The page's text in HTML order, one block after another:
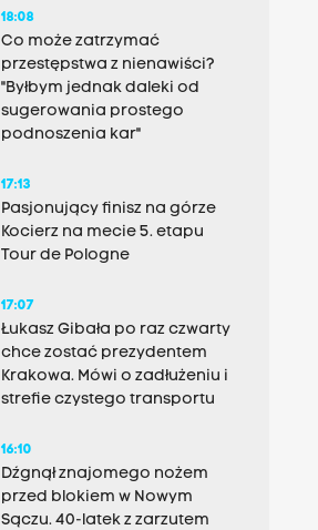
18:08
Co może zatrzymać
przestępstwa z nienawiści?
"Byłbym jednak daleki od
sugerowania prostego
podnoszenia kar"
17:13
Pasjonujący finisz na górze
Kocierz na mecie 5. etapu
Tour de Pologne
17:07
Łukasz Gibała po raz czwarty
chce zostać prezydentem
Krakowa. Mówi o zadłużeniu i
strefie czystego transportu
16:10
Dźgnął znajomego nożem
przed blokiem w Nowym
Sączu. 40-latek z zarzutem